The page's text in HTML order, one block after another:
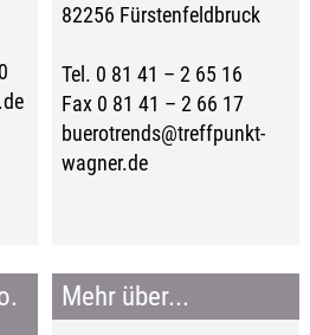
82256 Fürstenfeldbruck
Tel. 0 81 41 – 2 65 16
Fax 0 81 41 – 2 66 17
buerotrends@treffpunkt-
wagner.de
Mehr über...